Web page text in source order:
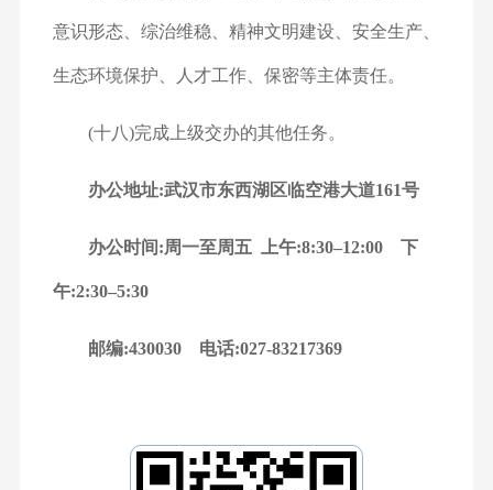
意识形态、综治维稳、精神文明建设、安全生产、
生态环境保护、人才工作、保密等主体责任。
(十八)完成上级交办的其他任务。
办公地址:武汉市东西湖区临空港大道161号
办公时间:周一至周五 上午:8:30–12:00 下
午:2:30–5:30
邮编:430030 电话:027-83217369